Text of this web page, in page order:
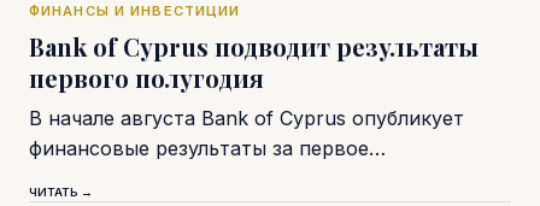
ФИНАНСЫ И ИНВЕСТИЦИИ
Bank of Cyprus подводит результаты
первого полугодия
В начале августа Bank of Cyprus опубликует
финансовые результаты за первое…
ЧИТАТЬ →